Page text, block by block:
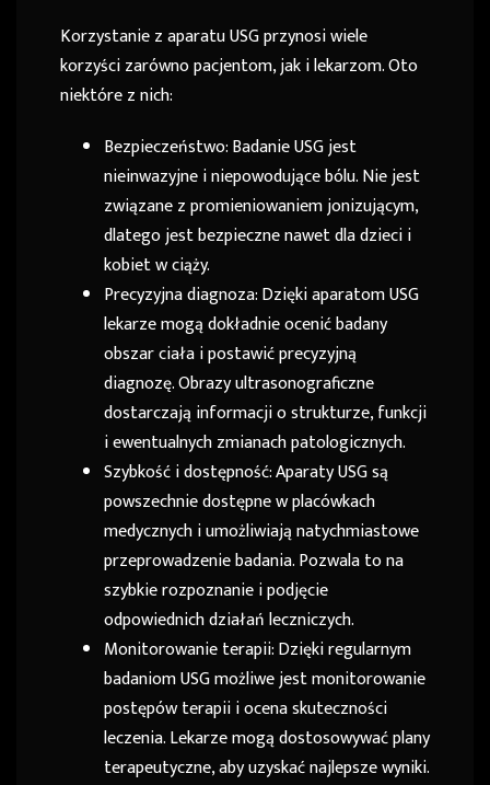
Korzystanie z aparatu USG przynosi wiele
korzyści zarówno pacjentom, jak i lekarzom. Oto
niektóre z nich:
Bezpieczeństwo: Badanie USG jest
nieinwazyjne i niepowodujące bólu. Nie jest
związane z promieniowaniem jonizującym,
dlatego jest bezpieczne nawet dla dzieci i
kobiet w ciąży.
Precyzyjna diagnoza: Dzięki aparatom USG
lekarze mogą dokładnie ocenić badany
obszar ciała i postawić precyzyjną
diagnozę. Obrazy ultrasonograficzne
dostarczają informacji o strukturze, funkcji
i ewentualnych zmianach patologicznych.
Szybkość i dostępność: Aparaty USG są
powszechnie dostępne w placówkach
medycznych i umożliwiają natychmiastowe
przeprowadzenie badania. Pozwala to na
szybkie rozpoznanie i podjęcie
odpowiednich działań leczniczych.
Monitorowanie terapii: Dzięki regularnym
badaniom USG możliwe jest monitorowanie
postępów terapii i ocena skuteczności
leczenia. Lekarze mogą dostosowywać plany
terapeutyczne, aby uzyskać najlepsze wyniki.